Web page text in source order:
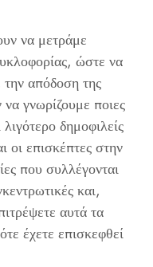
να μετράμε
ώστε να
απόδοση της
γνωρίζουμε ποιες
δημοφιλείς
οι επισκέπτες στην
που συλλέγονται
και,
αυτά τα
έχετε επισκεφθεί